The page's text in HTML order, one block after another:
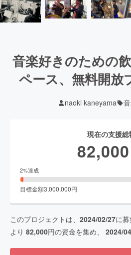
音楽好きのための
ペース、無料開放
naoki kaneyama
現在の支援総
82,000
2%達成
目標金額3,000,000円
このプロジェクトは、 2024/02/27に募
より 82,000円の資金を集め、 2024/